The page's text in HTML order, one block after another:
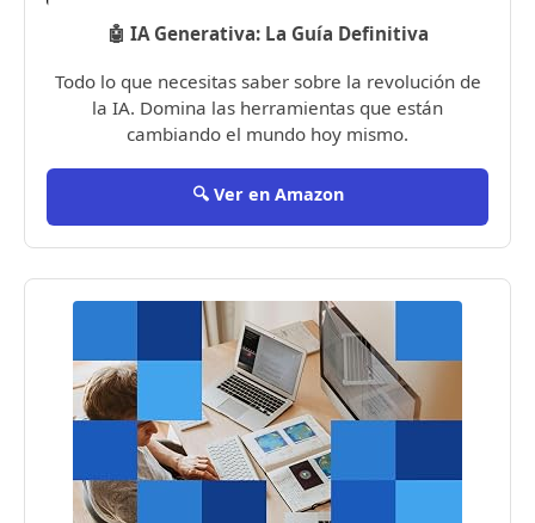
🤖 IA Generativa: La Guía Definitiva
Todo lo que necesitas saber sobre la revolución de
la IA. Domina las herramientas que están
cambiando el mundo hoy mismo.
🔍 Ver en Amazon